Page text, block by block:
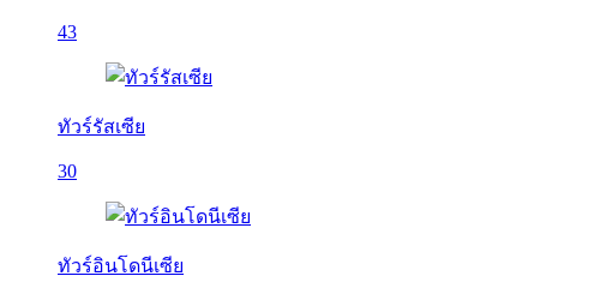
43
ทัวร์รัสเซีย
30
ทัวร์อินโดนีเซีย